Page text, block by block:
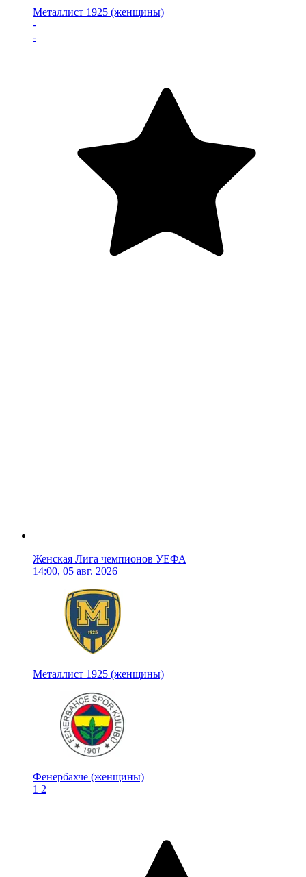
Металлист 1925 (женщины)
-
-
Женская Лига чемпионов УЕФА
14:00, 05 авг. 2026
Металлист 1925 (женщины)
Фенербахче (женщины)
1 2